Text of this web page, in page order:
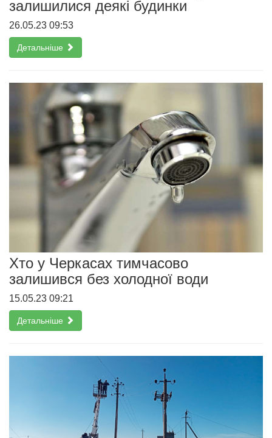
залишилися деякі будинки
26.05.23 09:53
Детальніше
Хто у Черкасах тимчасово
залишився без холодної води
15.05.23 09:21
Детальніше